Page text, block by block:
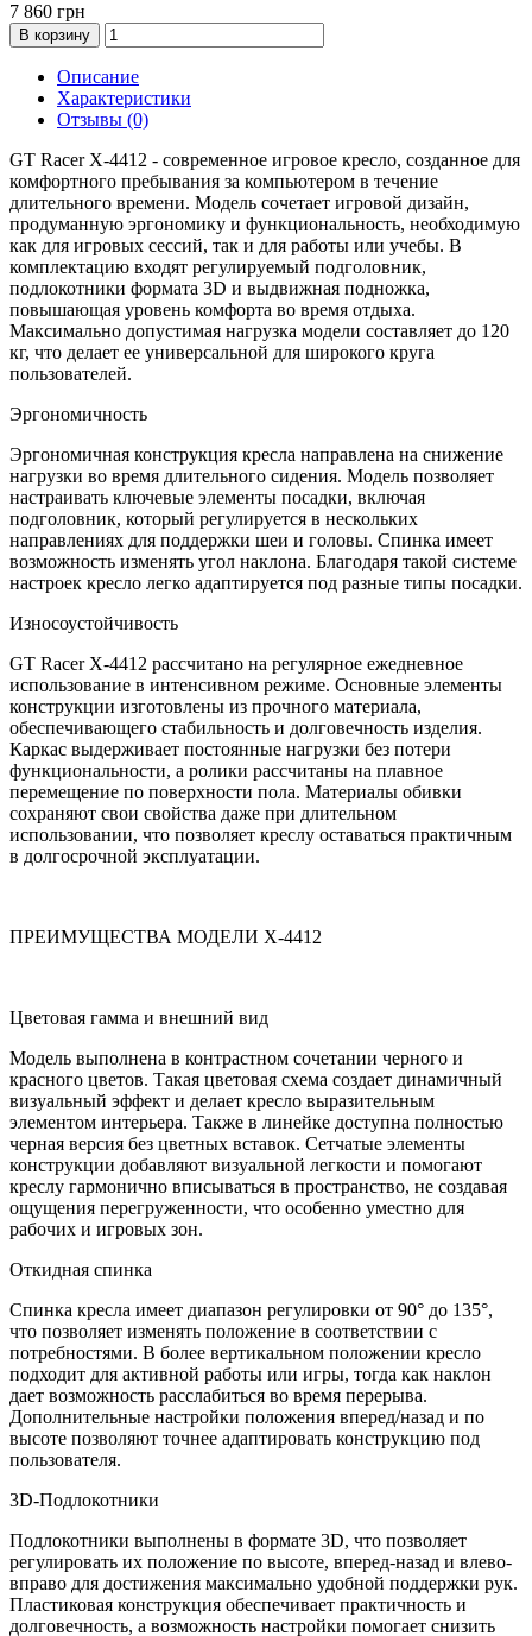
7 860 грн
В корзину
Описание
Характеристики
Отзывы (0)
GT Racer X-4412 - современное игровое кресло, созданное для
комфортного пребывания за компьютером в течение
длительного времени. Модель сочетает игровой дизайн,
продуманную эргономику и функциональность, необходимую
как для игровых сессий, так и для работы или учебы. В
комплектацию входят регулируемый подголовник,
подлокотники формата 3D и выдвижная подножка,
повышающая уровень комфорта во время отдыха.
Максимально допустимая нагрузка модели составляет до 120
кг, что делает ее универсальной для широкого круга
пользователей.
Эргономичность
Эргономичная конструкция кресла направлена на снижение
нагрузки во время длительного сидения. Модель позволяет
настраивать ключевые элементы посадки, включая
подголовник, который регулируется в нескольких
направлениях для поддержки шеи и головы. Спинка имеет
возможность изменять угол наклона. Благодаря такой системе
настроек кресло легко адаптируется под разные типы посадки.
Износоустойчивость
GT Racer X-4412 рассчитано на регулярное ежедневное
использование в интенсивном режиме. Основные элементы
конструкции изготовлены из прочного материала,
обеспечивающего стабильность и долговечность изделия.
Каркас выдерживает постоянные нагрузки без потери
функциональности, а ролики рассчитаны на плавное
перемещение по поверхности пола. Материалы обивки
сохраняют свои свойства даже при длительном
использовании, что позволяет креслу оставаться практичным
в долгосрочной эксплуатации.
ПРЕИМУЩЕСТВА МОДЕЛИ X-4412
Цветовая гамма и внешний вид
Модель выполнена в контрастном сочетании черного и
красного цветов. Такая цветовая схема создает динамичный
визуальный эффект и делает кресло выразительным
элементом интерьера. Также в линейке доступна полностью
черная версия без цветных вставок. Сетчатые элементы
конструкции добавляют визуальной легкости и помогают
креслу гармонично вписываться в пространство, не создавая
ощущения перегруженности, что особенно уместно для
рабочих и игровых зон.
Откидная спинка
Спинка кресла имеет диапазон регулировки от 90° до 135°,
что позволяет изменять положение в соответствии с
потребностями. В более вертикальном положении кресло
подходит для активной работы или игры, тогда как наклон
дает возможность расслабиться во время перерыва.
Дополнительные настройки положения вперед/назад и по
высоте позволяют точнее адаптировать конструкцию под
пользователя.
3D-Подлокотники
Подлокотники выполнены в формате 3D, что позволяет
регулировать их положение по высоте, вперед-назад и влево-
вправо для достижения максимально удобной поддержки рук.
Пластиковая конструкция обеспечивает практичность и
долговечность, а возможность настройки помогает снизить